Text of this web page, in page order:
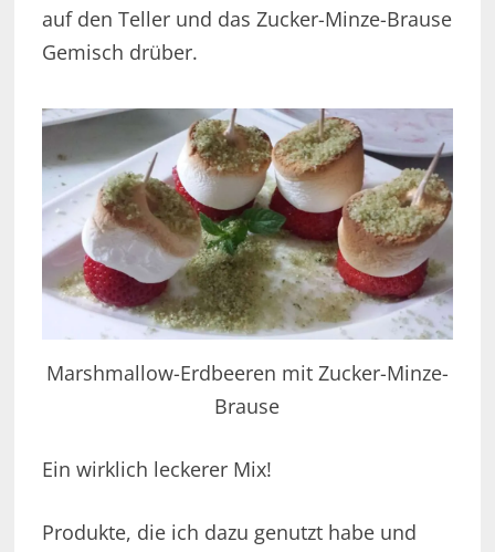
auf den Teller und das Zucker-Minze-Brause
Gemisch drüber.
Marshmallow-Erdbeeren mit Zucker-Minze-
Brause
Ein wirklich leckerer Mix!
Produkte, die ich dazu genutzt habe und